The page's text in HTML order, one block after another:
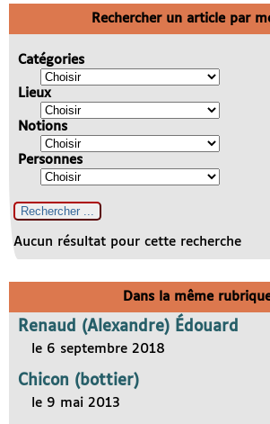
Rechercher un article par
Catégories
Lieux
Notions
Personnes
Aucun résultat pour cette recherche
Dans la même
Renaud (Alexandre) Édouard
le 6 septembre 2018
Chicon (bottier)
le 9 mai 2013